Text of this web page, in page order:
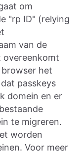
om
"rp ID" (relying
van de
overeenkomt
het
passkeys
domein en er
te migreren.
worden
Voor meer